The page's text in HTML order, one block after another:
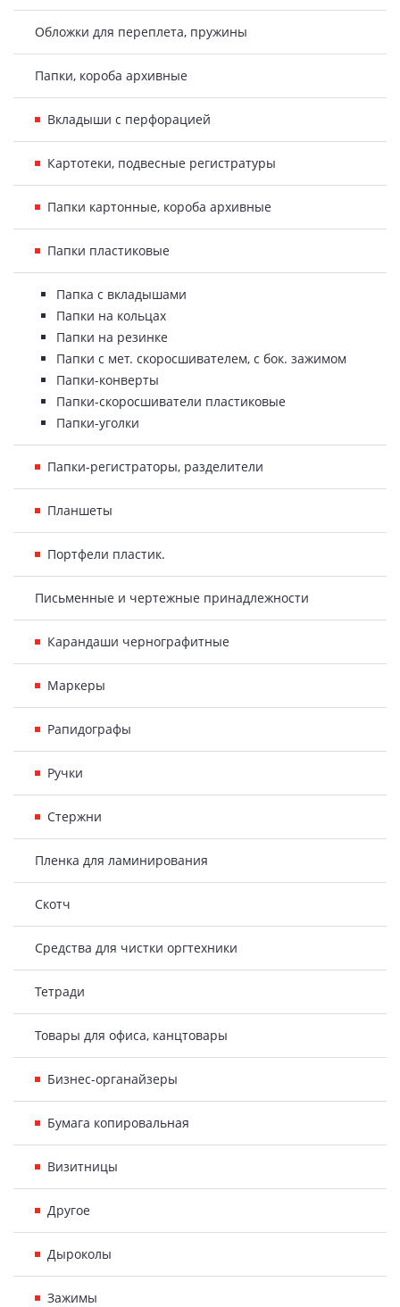
Обложки для переплета, пружины
Папки, короба архивные
Вкладыши с перфорацией
Картотеки, подвесные регистратуры
Папки картонные, короба архивные
Папки пластиковые
Папка с вкладышами
Папки на кольцах
Папки на резинке
Папки с мет. скоросшивателем, с бок. зажимом
Папки-конверты
Папки-скоросшиватели пластиковые
Папки-уголки
Папки-регистраторы, разделители
Планшеты
Портфели пластик.
Письменные и чертежные принадлежности
Карандаши чернографитные
Маркеры
Рапидографы
Ручки
Стержни
Пленка для ламинирования
Скотч
Средства для чистки оргтехники
Тетради
Товары для офиса, канцтовары
Бизнес-органайзеры
Бумага копировальная
Визитницы
Другое
Дыроколы
Зажимы